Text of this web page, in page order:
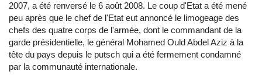
2007, a été renversé le 6 août 2008. Le coup d'Etat a été mené
peu après que le chef de l'Etat eut annoncé le limogeage des
chefs des quatre corps de l'armée, dont le commandant de la
garde présidentielle, le général Mohamed Ould Abdel Aziz à la
tête du pays depuis le putsch qui a été fermement condamné
par la communauté internationale.